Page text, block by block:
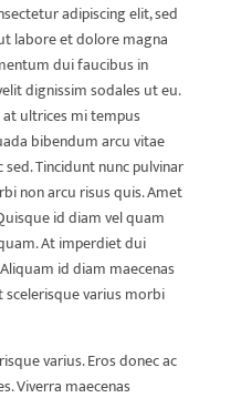
adipiscing elit, sed
labore et dolore magna
dui faucibus in
dignissim sodales ut eu.
at ultrices mi tempus
bibendum arcu vitae
Tincidunt nunc pulvinar
non arcu risus quis. Amet
id diam vel quam
At imperdiet dui
id diam maecenas
varius morbi
varius. Eros donec ac
Viverra maecenas